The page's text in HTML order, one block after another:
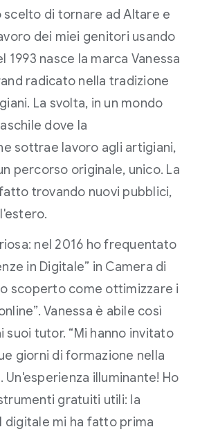
scelto di tornare ad Altare e
dei miei genitori usando
1993 nasce la marca Vanessa
radicato nella tradizione
La svolta, in un mondo
dove la
sottrae lavoro agli artigiani,
percorso originale, unico. La
trovando nuovi pubblici,
nel 2016 ho frequentato
in Digitale” in Camera di
scoperto come ottimizzare i
Vanessa è abile così
suoi tutor. “Mi hanno invitato
giorni di formazione nella
Un'esperienza illuminante! Ho
gratuiti utili: la
digitale mi ha fatto prima